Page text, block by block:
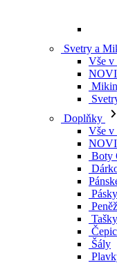
Svetry a
Vše v
Doplňky
Vše v
Boty
Pásky
Tašky
Šály